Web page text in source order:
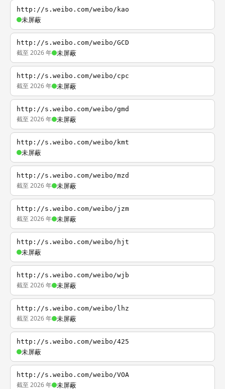
http://s.weibo.com/weibo/kao
未屏蔽
http://s.weibo.com/weibo/GCD
截至 2026 年 未屏蔽
http://s.weibo.com/weibo/cpc
截至 2026 年 未屏蔽
http://s.weibo.com/weibo/gmd
截至 2026 年 未屏蔽
http://s.weibo.com/weibo/kmt
未屏蔽
http://s.weibo.com/weibo/mzd
截至 2026 年 未屏蔽
http://s.weibo.com/weibo/jzm
截至 2026 年 未屏蔽
http://s.weibo.com/weibo/hjt
未屏蔽
http://s.weibo.com/weibo/wjb
截至 2026 年 未屏蔽
http://s.weibo.com/weibo/lhz
截至 2026 年 未屏蔽
http://s.weibo.com/weibo/425
未屏蔽
http://s.weibo.com/weibo/VOA
截至 2026 年 未屏蔽